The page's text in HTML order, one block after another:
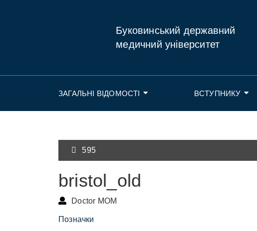
Буковинський державний
медичний університет
ЗАГАЛЬНІ ВІДОМОСТІ ВСТУПНИКУ
595
bristol_old
Doctor MOM
Позначки